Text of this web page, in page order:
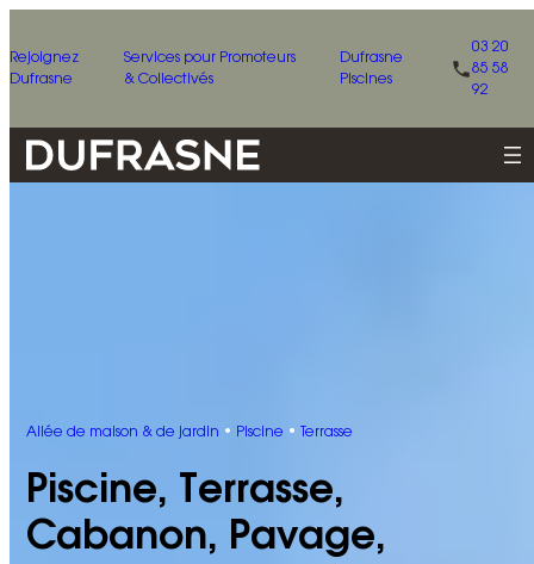
Rejoignez
Dufrasne
Services pour Promoteurs
& Collectivés
Dufrasne
Piscines
03 20
85 58
92
Allée de maison & de jardin • Piscine • Terrasse
Piscine, Terrasse,
Cabanon, Pavage,